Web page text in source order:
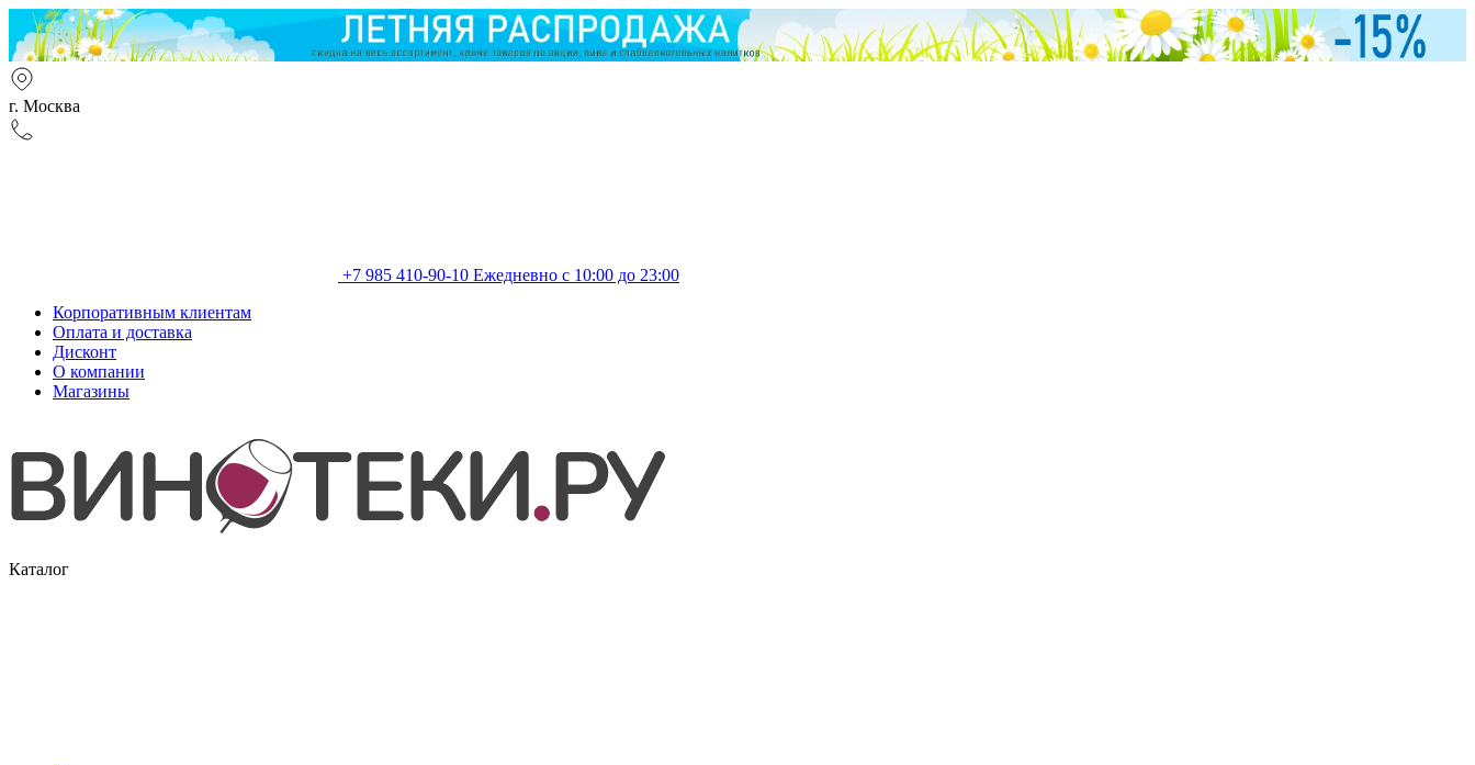
г. Москва
+7 985 410-90-10 Ежедневно с 10:00 до 23:00
Корпоративным клиентам
Оплата и доставка
Дисконт
О компании
Магазины
Каталог